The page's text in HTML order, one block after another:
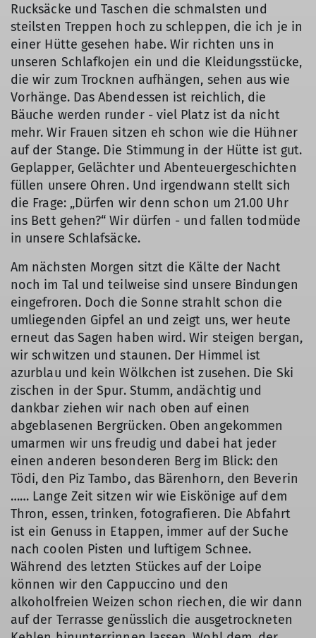
Rucksäcke und Taschen die schmalsten und
steilsten Treppen hoch zu schleppen, die ich je in
einer Hütte gesehen habe. Wir richten uns in
unseren Schlafkojen ein und die Kleidungsstücke,
die wir zum Trocknen aufhängen, sehen aus wie
Vorhänge. Das Abendessen ist reichlich, die
Bäuche werden runder - viel Platz ist da nicht
mehr. Wir Frauen sitzen eh schon wie die Hühner
auf der Stange. Die Stimmung in der Hütte ist gut.
Geplapper, Gelächter und Abenteuergeschichten
füllen unsere Ohren. Und irgendwann stellt sich
die Frage: „Dürfen wir denn schon um 21.00 Uhr
ins Bett gehen?“ Wir dürfen - und fallen todmüde
in unsere Schlafsäcke.
Am nächsten Morgen sitzt die Kälte der Nacht
noch im Tal und teilweise sind unsere Bindungen
eingefroren. Doch die Sonne strahlt schon die
umliegenden Gipfel an und zeigt uns, wer heute
erneut das Sagen haben wird. Wir steigen bergan,
wir schwitzen und staunen. Der Himmel ist
azurblau und kein Wölkchen ist zusehen. Die Ski
zischen in der Spur. Stumm, andächtig und
dankbar ziehen wir nach oben auf einen
abgeblasenen Bergrücken. Oben angekommen
umarmen wir uns freudig und dabei hat jeder
einen anderen besonderen Berg im Blick: den
Tödi, den Piz Tambo, das Bärenhorn, den Beverin
…… Lange Zeit sitzen wir wie Eiskönige auf dem
Thron, essen, trinken, fotografieren. Die Abfahrt
ist ein Genuss in Etappen, immer auf der Suche
nach coolen Pisten und luftigem Schnee.
Während des letzten Stückes auf der Loipe
können wir den Cappuccino und den
alkoholfreien Weizen schon riechen, die wir dann
auf der Terrasse genüsslich die ausgetrockneten